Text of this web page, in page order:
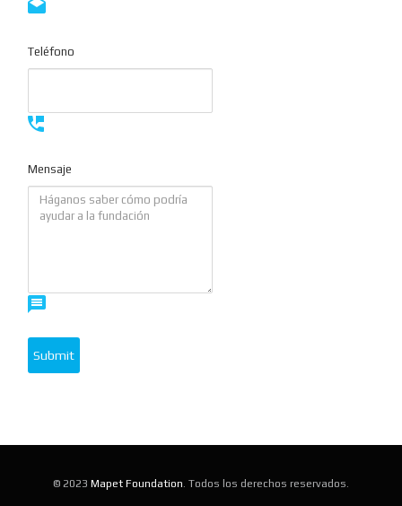
Teléfono
Mensaje
© 2023 Mapet Foundation. Todos los derechos reservados.